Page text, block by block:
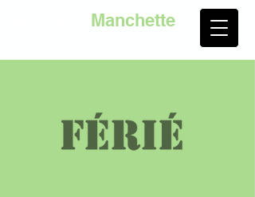
Manchette